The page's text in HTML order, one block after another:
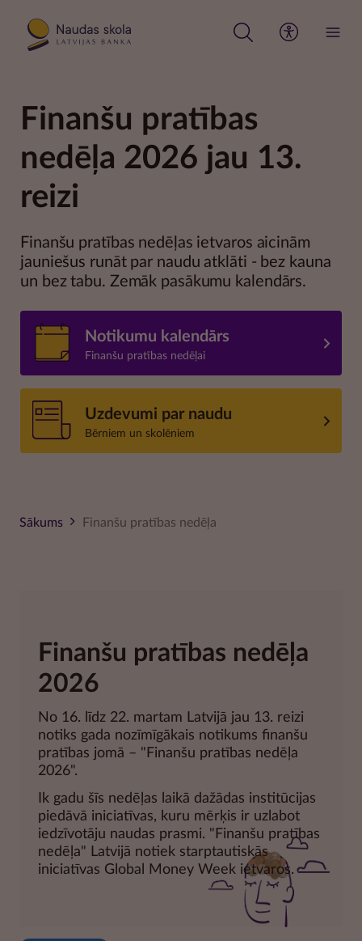
Finanšu pratības
nedēļa 2026 jau 13.
reizi
Finanšu pratības nedēļas ietvaros aicinām
jauniešus runāt par naudu atklāti - bez kauna
un bez tabu. Zemāk pasākumu kalendārs.
Notikumu kalendārs
Finanšu pratības nedēļai
Uzdevumi par naudu
Bērniem un skolēniem
Sākums Finanšu pratības nedēļa
Finanšu pratības nedēļa
2026
No 16. līdz 22. martam Latvijā jau 13. reizi
notiks gada nozīmīgākais notikums finanšu
pratības jomā – "Finanšu pratības nedēļa
2026".
Ik gadu šīs nedēļas laikā dažādas institūcijas
piedāvā iniciatīvas, kuru mērķis ir uzlabot
iedzīvotāju naudas prasmi. "Finanšu pratības
nedēļa" Latvijā notiek starptautiskās
iniciatīvas Global Money Week ietvaros.